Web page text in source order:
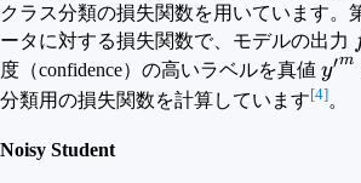
クラス分類の損失関数を用いています。
ータに対する損失関数で、モデルの出力
度（confidence）の高いラベルを真値 y′m
分類用の損失関数を計算しています[4]。
Noisy Student